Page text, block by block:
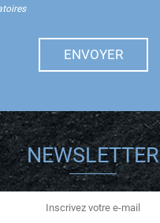
ENVOYER
NEWSLETTER